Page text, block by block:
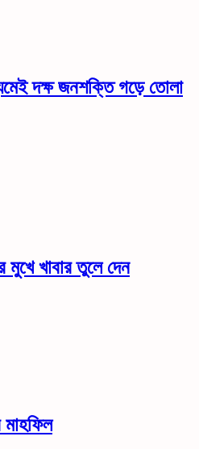
দক্ষ জনশক্তি গড়ে তোলা
মুখে খাবার তুলে দেন
মাহফিল